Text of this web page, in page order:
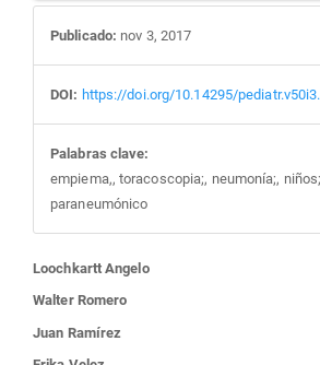
Publicado: nov 3, 2017
DOI: https://doi.org/10.14295/
Palabras clave:
empiema,, toracoscopia;, neumonía;,
paraneumónico
Contenido
principal
Loochkartt Angelo
Walter Romero
Juan Ramírez